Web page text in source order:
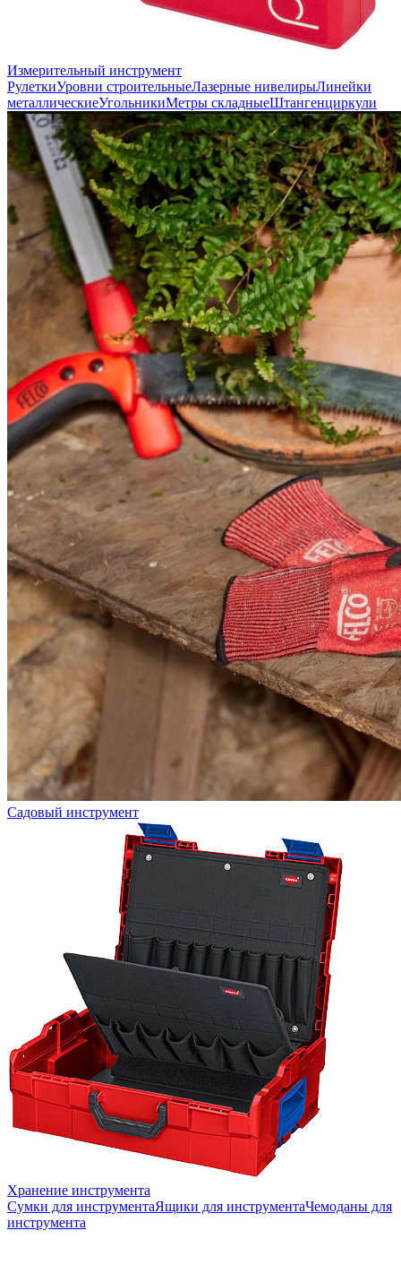
Измерительный инструмент
РулеткиУровни строительныеЛазерные нивелирыЛинейки
металлическиеУгольникиМетры складныеШтангенциркули
Садовый инструмент
Хранение инструмента
Сумки для инструментаЯщики для инструментаЧемоданы для
инструмента